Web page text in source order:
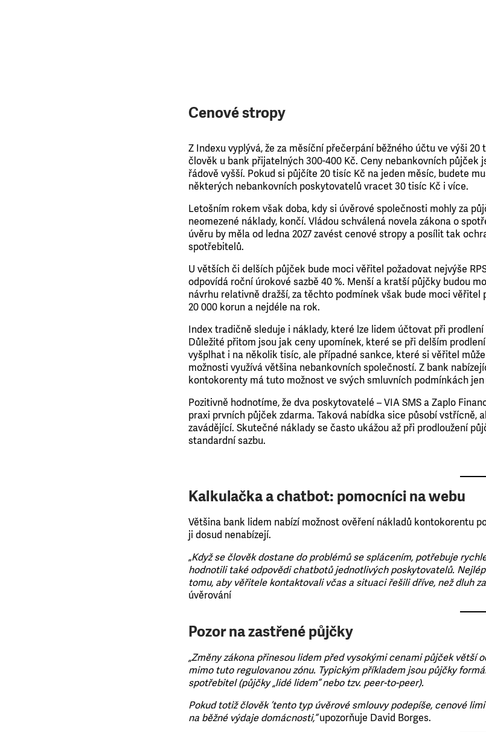
Cenové stropy
Z Indexu vyplývá, že za měsíční přečerpání běžného účtu ve výši 20
člověk u bank přijatelných 300-400 Kč. Ceny nebankovních půjček
řádově vyšší. Pokud si půjčíte 20 tisíc Kč na jeden měsíc, budete
některých nebankovních poskytovatelů vracet 30 tisíc Kč i více.
Letošním rokem však doba, kdy si úvěrové společnosti mohly za
neomezené náklady, končí. Vládou schválená novela zákona o
úvěru by měla od ledna 2027 zavést cenové stropy a posílit tak
spotřebitelů.
U větších či delších půjček bude moci věřitel požadovat nejvýše
odpovídá roční úrokové sazbě 40 %. Menší a kratší půjčky budou
návrhu relativně dražší, za těchto podmínek však bude moci věřitel
20 000 korun a nejdéle na rok.
Index tradičně sleduje i náklady, které lze lidem účtovat při
Důležité přitom jsou jak ceny upomínek, které se při delším
vyšplhat i na několik tisíc, ale případné sankce, které si věřitel
možnosti využívá většina nebankovních společností. Z bank
kontokorenty má tuto možnost ve svých smluvních podmínkách jen
Pozitivně hodnotíme, že dva poskytovatelé – VIA SMS a Zaplo
praxi prvních půjček zdarma. Taková nabídka sice působí vstřícně,
zavádějící. Skutečné náklady se často ukážou až při prodloužení
standardní sazbu.
Kalkulačka a chatbot: pomocníci na webu
Většina bank lidem nabízí možnost ověření nákladů kontokorentu
ji dosud nenabízejí.
„Když se člověk dostane do problémů se splácením, potřebuje
hodnotili také odpovědi chatbotů jednotlivých poskytovatelů.
tomu, aby věřitele kontaktovali včas a situaci řešili dříve, než dluh
úvěrování
Pozor na zastřené půjčky
„Změny zákona přinesou lidem před vysokými cenami půjček
mimo tuto regulovanou zónu. Typickým příkladem jsou půjčky
spotřebitel (půjčky „lidé lidem“ nebo tzv. peer-to-peer).
Pokud totiž člověk ’tento typ úvěrové smlouvy podepíše, cenové
na běžné výdaje domácnosti,“upozorňuje David Borges.